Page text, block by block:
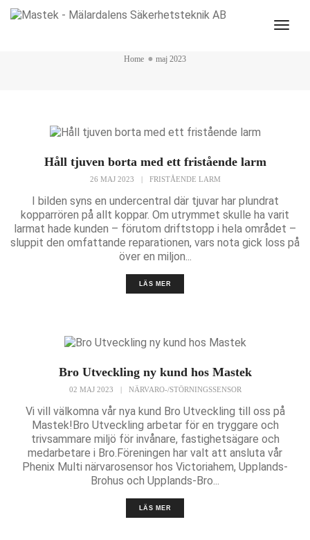
Home maj 2023
Håll tjuven borta med ett fristående larm
26 MAJ 2023 FRISTÅENDE LARM
I bilden syns en undercentral där tjuvar har plundrat
kopparrören på allt koppar. Om utrymmet skulle ha varit
larmat hade kunden – förutom driftstopp i hela området –
sluppit den omfattande reparationen, vars nota gick loss på
över en miljon...
LÄS MER
Bro Utveckling ny kund hos Mastek
02 MAJ 2023 | NÄRVARO-/STÖRNINGSSENSOR
Vi vill välkomna vår nya kund Bro Utveckling till oss på
Mastek!Bro Utveckling arbetar för en tryggare och
trivsammare miljö för invånare, fastighetsägare och
medarbetare i Bro.Föreningen har valt att ansluta vår
Phenix Multi närvarosensor hos Victoriahem, Upplands-
Brohus och Upplands-Bro...
LÄS MER